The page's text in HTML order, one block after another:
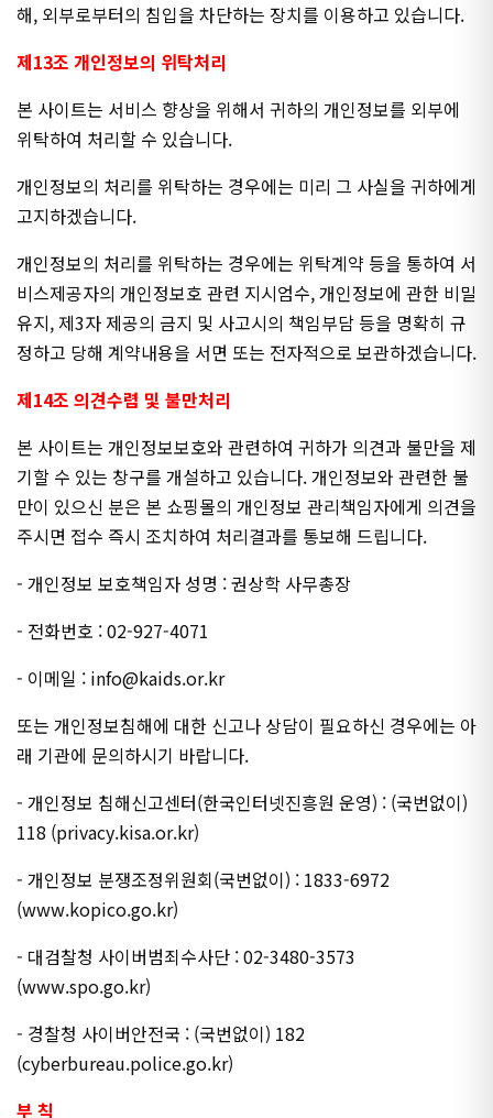
해, 외부로부터의 침입을 차단하는 장치를 이용하고 있습니다.
제13조 개인정보의 위탁처리
본 사이트는 서비스 향상을 위해서 귀하의 개인정보를 외부에
위탁하여 처리할 수 있습니다.
개인정보의 처리를 위탁하는 경우에는 미리 그 사실을 귀하에게
고지하겠습니다.
개인정보의 처리를 위탁하는 경우에는 위탁계약 등을 통하여 서
비스제공자의 개인정보호 관련 지시엄수, 개인정보에 관한 비밀
유지, 제3자 제공의 금지 및 사고시의 책임부담 등을 명확히 규
정하고 당해 계약내용을 서면 또는 전자적으로 보관하겠습니다.
제14조 의견수렴 및 불만처리
본 사이트는 개인정보보호와 관련하여 귀하가 의견과 불만을 제
기할 수 있는 창구를 개설하고 있습니다. 개인정보와 관련한 불
만이 있으신 분은 본 쇼핑몰의 개인정보 관리책임자에게 의견을
주시면 접수 즉시 조치하여 처리결과를 통보해 드립니다.
- 개인정보 보호책임자 성명 : 권상학 사무총장
- 전화번호 : 02-927-4071
- 이메일 : info@kaids.or.kr
또는 개인정보침해에 대한 신고나 상담이 필요하신 경우에는 아
래 기관에 문의하시기 바랍니다.
- 개인정보 침해신고센터(한국인터넷진흥원 운영) : (국번없이)
118 (privacy.kisa.or.kr)
- 개인정보 분쟁조정위원회(국번없이) : 1833-6972
(www.kopico.go.kr)
- 대검찰청 사이버범죄수사단 : 02-3480-3573
(www.spo.go.kr)
- 경찰청 사이버안전국 : (국번없이) 182
(cyberbureau.police.go.kr)
부 칙